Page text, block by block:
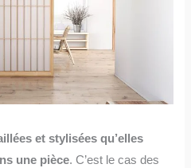
et stylisées qu’elles
une pièce. C’est le cas des